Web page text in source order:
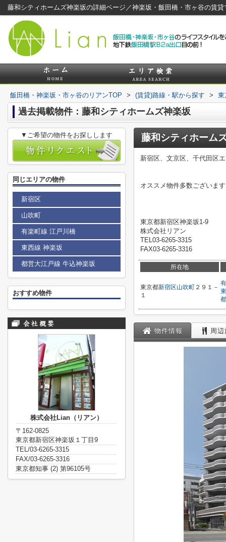
藤和シティホームズ神楽坂の詳細ページ／神楽坂・飯田橋・市ヶ谷の賃
飯田橋・神楽坂・市ヶ谷のリアンTOP > (賃貸)路線・駅から探す > 東
過去掲載物件：藤和シティホームズ神楽坂
藤和シティホーム
新宿区、文京区、千代田区
オススメ物件多数ございま
東京都新宿区神楽坂1-9
株式会社リアン
TEL03-6265-3315
FAX03-6265-3316
所在地
東京都新宿区山吹町 ２９１－
１
物件情報 周
▼ご希望の物件をお探しします
同じエリアの物件
新宿区
山吹町
有楽町線 江戸川橋
東西線 神楽坂
都営大江戸線 牛込神楽坂
おすすめ物件
株式会社Lian（リアン）
〒162-0825
東京都新宿区神楽坂１丁目9
TEL/03-6265-3315
FAX/03-6265-3316
東京都知事 (2) 第96105号